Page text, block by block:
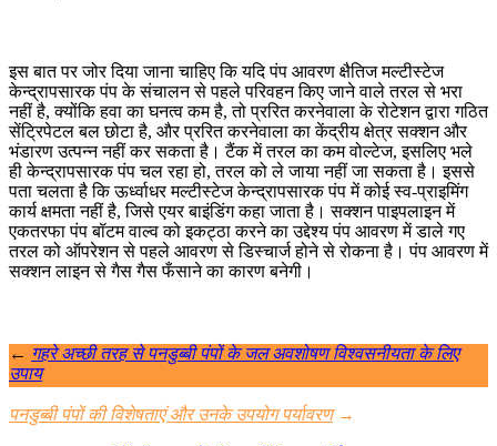
इस बात पर जोर दिया जाना चाहिए कि यदि पंप आवरण क्षैतिज मल्टीस्टेज
केन्द्रापसारक पंप के संचालन से पहले परिवहन किए जाने वाले तरल से भरा
नहीं है, क्योंकि हवा का घनत्व कम है, तो प्ररित करनेवाला के रोटेशन द्वारा गठित
सेंट्रिपेटल बल छोटा है, और प्ररित करनेवाला का केंद्रीय क्षेत्र सक्शन और
भंडारण उत्पन्न नहीं कर सकता है। टैंक में तरल का कम वोल्टेज, इसलिए भले
ही केन्द्रापसारक पंप चल रहा हो, तरल को ले जाया नहीं जा सकता है। इससे
पता चलता है कि ऊर्ध्वाधर मल्टीस्टेज केन्द्रापसारक पंप में कोई स्व-प्राइमिंग
कार्य क्षमता नहीं है, जिसे एयर बाइंडिंग कहा जाता है। सक्शन पाइपलाइन में
एकतरफा पंप बॉटम वाल्व को इकट्ठा करने का उद्देश्य पंप आवरण में डाले गए
तरल को ऑपरेशन से पहले आवरण से डिस्चार्ज होने से रोकना है। पंप आवरण में
सक्शन लाइन से गैस गैस फँसाने का कारण बनेगी।
← गहरे अच्छी तरह से पनडुब्बी पंपों के जल अवशोषण विश्वसनीयता के लिए
उपाय
पनडुब्बी पंपों की विशेषताएं और उनके उपयोग पर्यावरण →